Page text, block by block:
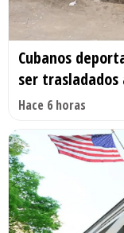
Cubanos
ser
Hace 6 horas